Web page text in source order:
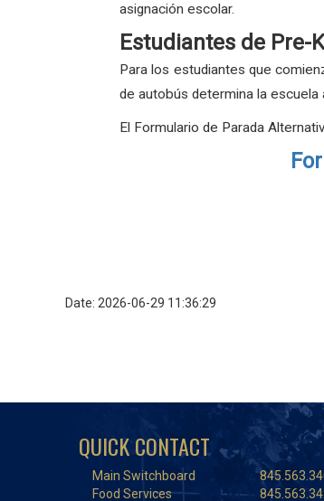
asignación escolar.
Estudiantes de Pre-
Para los estudiantes que
de autobús determina la escuela
El Formulario de Parada
Date: 2026-06-29 11:36:29
QUICK CONTACT
Main Switchboard
Food Services